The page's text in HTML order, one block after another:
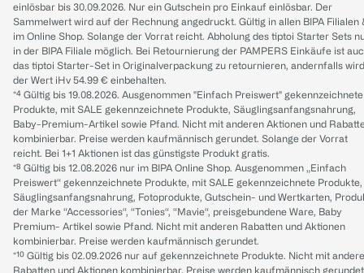
einlösbar bis 30.09.2026. Nur ein Gutschein pro Einkauf einlösbar. Der
Sammelwert wird auf der Rechnung angedruckt. Gültig in allen BIPA Filialen
im Online Shop. Solange der Vorrat reicht. Abholung des tiptoi Starter Sets
in der BIPA Filiale möglich. Bei Retournierung der PAMPERS Einkäufe ist
das tiptoi Starter-Set in Originalverpackung zu retournieren, andernfalls wird
der Wert iHv 54.99 € einbehalten.
*⁴ Gültig bis 19.08.2026. Ausgenommen "Einfach Preiswert" gekennzeichnete
Produkte, mit SALE gekennzeichnete Produkte, Säuglingsanfangsnahrung,
Baby-Premium-Artikel sowie Pfand. Nicht mit anderen Aktionen und
kombinierbar. Preise werden kaufmännisch gerundet. Solange der Vorrat
reicht. Bei 1+1 Aktionen ist das günstigste Produkt gratis.
*⁸ Gültig bis 12.08.2026 nur im BIPA Online Shop. Ausgenommen „Einfach
Preiswert“ gekennzeichnete Produkte, mit SALE gekennzeichnete Produkte,
Säuglingsanfangsnahrung, Fotoprodukte, Gutschein- und Wertkarten,
der Marke “Accessories“, “Tonies“, “Mavie“, preisgebundene Ware, Baby
Premium- Artikel sowie Pfand. Nicht mit anderen Rabatten und Aktionen
kombinierbar. Preise werden kaufmännisch gerundet.
*¹⁰ Gültig bis 02.09.2026 nur auf gekennzeichnete Produkte. Nicht mit
Rabatten und Aktionen kombinierbar. Preise werden kaufmännisch